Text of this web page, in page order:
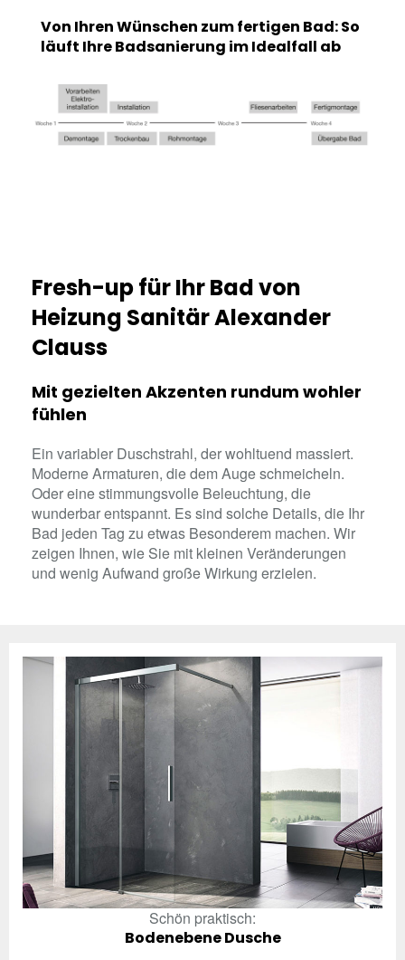
Von Ihren Wünschen zum fertigen Bad: So
läuft Ihre Badsanierung im Idealfall ab
Fresh-up für Ihr Bad von
Heizung Sanitär Alexander
Clauss
Mit gezielten Akzenten rundum wohler
fühlen
Ein variabler Duschstrahl, der wohltuend massiert.
Moderne Armaturen, die dem Auge schmeicheln.
Oder eine stimmungsvolle Beleuchtung, die
wunderbar entspannt. Es sind solche Details, die Ihr
Bad jeden Tag zu etwas Besonderem machen. Wir
zeigen Ihnen, wie Sie mit kleinen Veränderungen
und wenig Aufwand große Wirkung erzielen.
Schön praktisch:
Bodenebene Dusche